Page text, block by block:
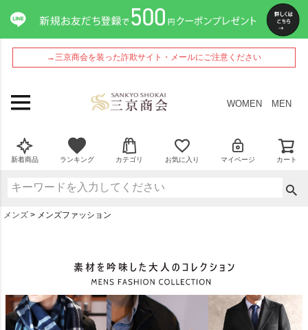
→三京商会を装った詐欺サイト・メールにご注意ください
WOMEN MEN
新着商品 ランキング カテゴリ お気に入り マイページ カート
メンズ メンズファッション